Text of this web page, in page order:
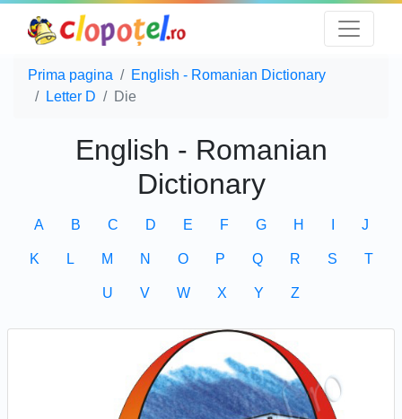
Prima pagina
English - Romanian Dictionary
Letter D
Die
English - Romanian
Dictionary
A B C D E F G H J
K L M N O P Q R S T
U V W X Y Z